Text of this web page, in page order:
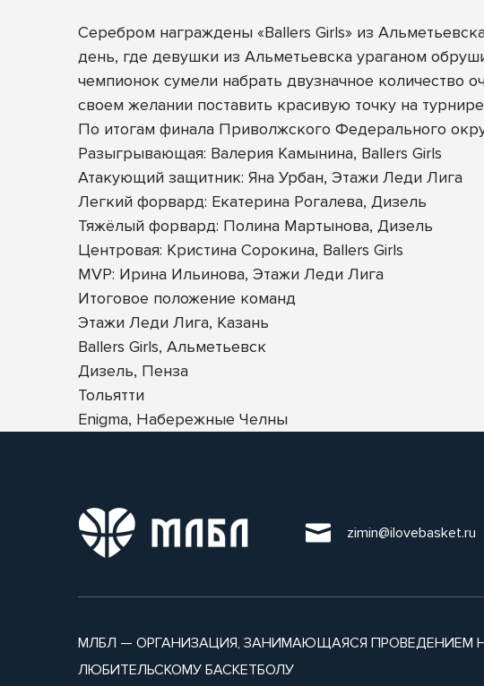
Серебром награждены «Ballers Girls» из
день, где девушки из Альметьевска ураганом
чемпионок сумели набрать двузначное количество
своем желании поставить красивую точку на
По итогам финала Приволжского Федерального
Разыгрывающая: Валерия Камынина, Ballers Girls
Атакующий защитник: Яна Урбан, Этажи Леди Лига
Легкий форвард: Екатерина Рогалева, Дизель
Тяжёлый форвард: Полина Мартынова, Дизель
Центровая: Кристина Сорокина, Ballers Girls
MVP: Ирина Ильинова, Этажи Леди Лига
Итоговое положение команд
Этажи Леди Лига, Казань
Ballers Girls, Альметьевск
Дизель, Пенза
Тольятти
Enigma, Набережные Челны
zimin@ilovebasket.ru
МЛБЛ — ОРГАНИЗАЦИЯ, ЗАНИМАЮЩАЯСЯ ПРОВЕДЕНИЕМ
ЛЮБИТЕЛЬСКОМУ БАСКЕТБОЛУ